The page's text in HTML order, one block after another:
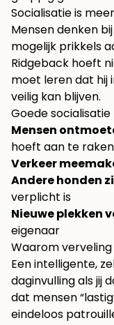
Socialisatie is
Mensen denken
mogelijk prikkels
Ridgeback hoeft
moet leren dat hij
veilig kan blijven.
Goede
Mensen
hoeft aan te raken
Verkeer
Andere honden
verplicht is
Nieuwe plekken
eigenaar
Waarom
Een intelligente,
daginvulling als jij
dat mensen
eindeloos